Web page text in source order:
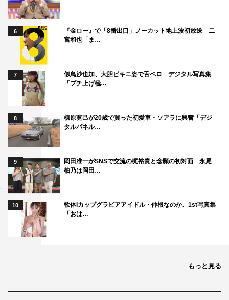
6
『金ロー』で「8番出口」ノーカット地上波初放送 二
宮和也「ま…
7
似鳥沙也加、大胆ビキニ姿で舌ペロ デジタル写真集
「ブチ上げ極…
8
槙原寛己が20歳で買った初愛車・ソアラに興奮「デジ
タルパネル…
9
岡田准一がSNSで交流の梶裕貴と念願の初対面 永尾
柚乃は岡田…
10
軟体Iカップグラビアアイドル・仲根なのか、1st写真集
「おは…
もっと見る